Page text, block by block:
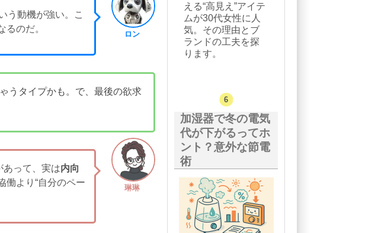
ロン
う動機が強い。こ
るのだ。
うタイプかも。で、最後の欲求
琳琳
あって、実は内向
働より“自分のペー
える“高見え”アイテ
ムが30代女性に人
気。その理由とブ
ランドの工夫を探
ります。
加湿器で冬の電気
代が下がるってホ
ント？意外な節電
術